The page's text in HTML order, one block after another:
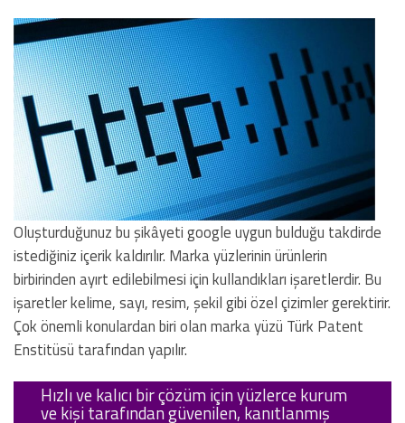
Oluşturduğunuz bu şikâyeti google uygun bulduğu takdirde
istediğiniz içerik kaldırılır. Marka yüzlerinin ürünlerin
birbirinden ayırt edilebilmesi için kullandıkları işaretlerdir. Bu
işaretler kelime, sayı, resim, şekil gibi özel çizimler gerektirir.
Çok önemli konulardan biri olan marka yüzü Türk Patent
Enstitüsü tarafından yapılır.
Hızlı ve kalıcı bir çözüm için yüzlerce kurum
ve kişi tarafından güvenilen, kanıtlanmış